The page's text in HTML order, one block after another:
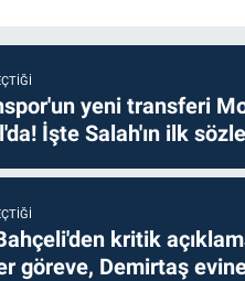
yeni transferi
İşte Salah'ın ilk
kritik
göreve, Demirtaş